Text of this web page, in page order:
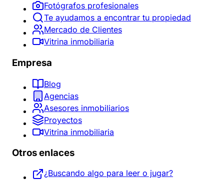
Fotógrafos profesionales
Te ayudamos a encontrar tu propiedad
Mercado de Clientes
Vitrina inmobiliaria
Empresa
Blog
Agencias
Asesores inmobiliarios
Proyectos
Vitrina inmobiliaria
Otros enlaces
¿Buscando algo para leer o jugar?